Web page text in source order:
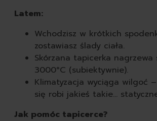
Latem:
Wchodzisz w krótkich
zostawiasz ślady ciała.
Skórzana tapicerka nagrzewa
3000°C (subiektywnie).
Klimatyzacja wyciąga wilgoć
się robi jakieś takie...
Jak pomóc tapicerce?